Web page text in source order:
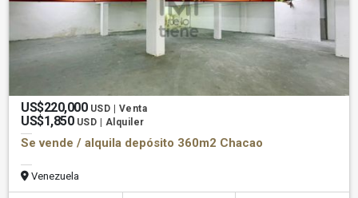
US$220,000 USD | Venta
US$1,850 USD | Alquiler
Se vende / alquila depósito 360m2 Chacao
Venezuela